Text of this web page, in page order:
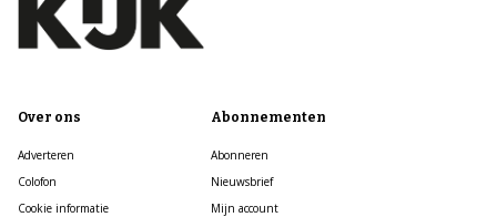
Over ons
Adverteren
Colofon
Cookie informatie
Abonnementen
Abonneren
Nieuwsbrief
Mijn account